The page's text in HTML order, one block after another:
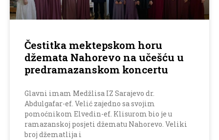
Čestitka mektepskom horu
džemata Nahorevo na učešću u
predramazanskom koncertu
Glavni imam Medžlisa IZ Sarajevo dr.
Abdulgafar-ef. Velić zajedno sa svojim
pomoćnikom Elvedin-ef. Klisurom bio je u
ramazanskoj posjeti džematu Nahorevo. Veliki
broj džematlija i